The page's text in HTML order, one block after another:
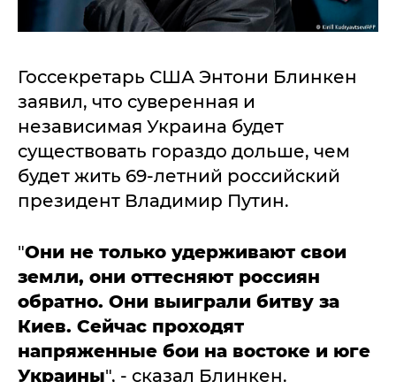
Госсекретарь США Энтони Блинкен
заявил, что суверенная и
независимая Украина будет
существовать гораздо дольше, чем
будет жить 69-летний российский
президент Владимир Путин.
"Они не только удерживают свои
земли, они оттесняют россиян
обратно. Они выиграли битву за
Киев. Сейчас проходят
напряженные бои на востоке и юге
Украины", - сказал Блинкен.